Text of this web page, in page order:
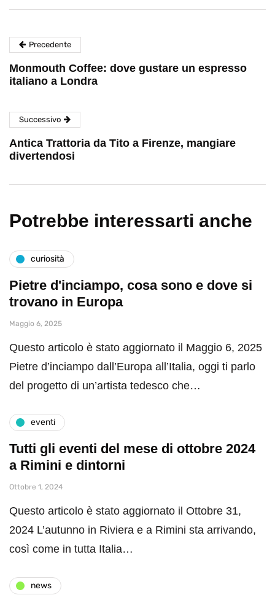
Precedente
Monmouth Coffee: dove gustare un espresso
italiano a Londra
Successivo
Antica Trattoria da Tito a Firenze, mangiare
divertendosi
Potrebbe interessarti anche
curiosità
Pietre d'inciampo, cosa sono e dove si
trovano in Europa
Maggio 6, 2025
Questo articolo è stato aggiornato il Maggio 6, 2025
Pietre d’inciampo dall’Europa all’Italia, oggi ti parlo
del progetto di un’artista tedesco che…
eventi
Tutti gli eventi del mese di ottobre 2024
a Rimini e dintorni
Ottobre 1, 2024
Questo articolo è stato aggiornato il Ottobre 31,
2024 L’autunno in Riviera e a Rimini sta arrivando,
così come in tutta Italia…
news